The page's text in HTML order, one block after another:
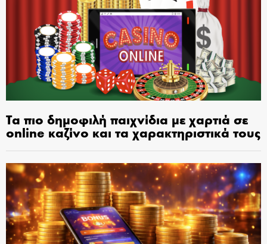
Τα πιο δημοφιλή παιχνίδια με χαρτιά σε
online καζίνο και τα χαρακτηριστικά τους